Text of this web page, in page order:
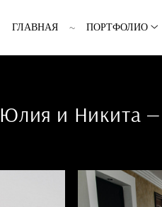
ГЛАВНАЯ ПОРТФОЛИО
Юлия и Никита —